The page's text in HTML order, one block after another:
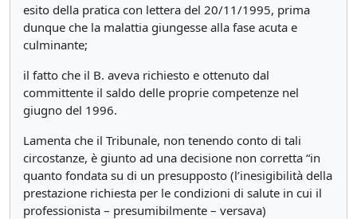
esito della pratica con lettera del 20/11/1995, prima
dunque che la malattia giungesse alla fase acuta e
culminante;
il fatto che il B. aveva richiesto e ottenuto dal
committente il saldo delle proprie competenze nel
giugno del 1996.
Lamenta che il Tribunale, non tenendo conto di tali
circostanze, è giunto ad una decisione non corretta “in
quanto fondata su di un presupposto (l’inesigibilità della
prestazione richiesta per le condizioni di salute in cui il
professionista – presumibilmente – versava)